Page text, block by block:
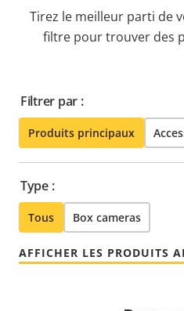
Tirez le meilleur parti de
filtre pour trouver des
Filtrer par :
Produits principaux
Type :
Tous Box cameras
AFFICHER LES PRODUITS